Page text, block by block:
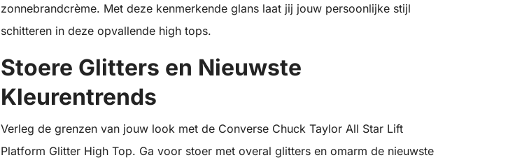
zonnebrandcrème. Met deze kenmerkende glans laat jij jouw persoonlijke stijl
schitteren in deze opvallende high tops.
Stoere Glitters en Nieuwste
Kleurentrends
Verleg de grenzen van jouw look met de Converse Chuck Taylor All Star Lift
Platform Glitter High Top. Ga voor stoer met overal glitters en omarm de nieuwste